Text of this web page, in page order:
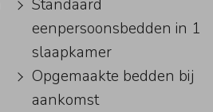
Standaard
eenpersoonsbedden in 1
slaapkamer
Opgemaakte bedden bij
aankomst